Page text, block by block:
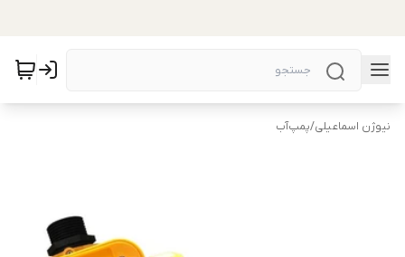
نیوژن اسماعیلی/پمپ‌آب